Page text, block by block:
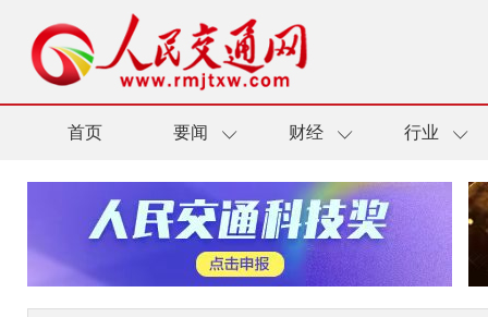
首页 要闻 财经 行业